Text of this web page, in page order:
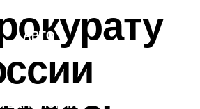
АВТО
ТЕХНОЛОГИИ